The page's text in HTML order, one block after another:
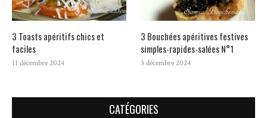
3 Toasts apéritifs chics et
faciles
11 décembre 2024
3 Bouchées apéritives festives
simples-rapides-salées N°1
3 décembre 2024
CATÉGORIES